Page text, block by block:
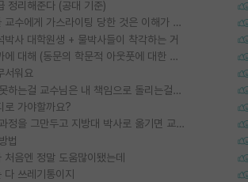
정리해준다 (공대 기준)
대학원생들 교수에게 가스라이팅 당한 것은 이해가 갑니다. 안타깝네요.
박사 대학원생 + 물박사들이 착각하는 거
포스텍 억까에 대해 (동문의 학문적 아웃풋에 대한 반박)
서워요
왜 후배가 못하는걸 교수님은 내 책임으로 돌리는걸까요?
로 가야할까요?
SSH 박사과정을 그만두고 지방대 박사로 옮기면 교수의 꿈은 끝일까요?
법
처음엔 정말 도움많이됐는데
다 쓰레기통이지